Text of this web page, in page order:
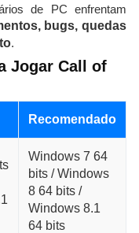
de PC enfrentam
bugs, quedas
.
Jogar Call of
Recomendado
Windows 7 64
bits / Windows
8 64 bits /
Windows 8.1
64 bits